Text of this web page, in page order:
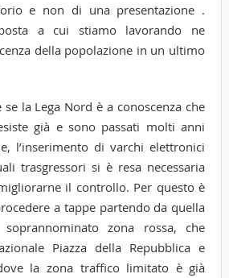
e non di una presentazione .
a cui stiamo lavorando ne
della popolazione in un ultimo
la Lega Nord è a conoscenza che
già e sono passati molti anni
l’inserimento di varchi elettronici
trasgressori si è resa necessaria
il controllo. Per questo è
a tappe partendo da quella
zona rossa, che
Piazza della Repubblica e
la zona traffico limitato è già